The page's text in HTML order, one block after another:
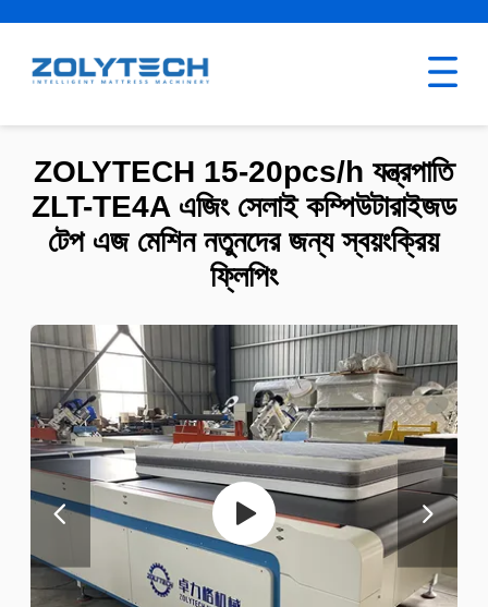
ZOLYTECH 15-20pcs/h যন্ত্রপাতি
ZLT-TE4A এজিং সেলাই কম্পিউটারাইজড
টেপ এজ মেশিন নতুনদের জন্য স্বয়ংক্রিয়
ফ্লিপিং